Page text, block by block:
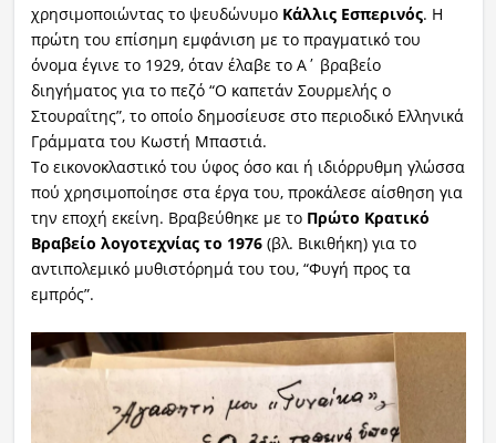
χρησιμοποιώντας το ψευδώνυμο Κάλλις Εσπερινός. Η
πρώτη του επίσημη εμφάνιση με το πραγματικό του
όνομα έγινε το 1929, όταν έλαβε το Α΄ βραβείο
διηγήματος για το πεζό “Ο καπετάν Σουρμελής ο
Στουραΐτης”, το οποίο δημοσίευσε στο περιοδικό Ελληνικά
Γράμματα του Κωστή Μπαστιά.
Το εικονοκλαστικό του ύφος όσο και ή ιδιόρρυθμη γλώσσα
πού χρησιμοποίησε στα έργα του, προκάλεσε αίσθηση για
την εποχή εκείνη. Βραβεύθηκε με το Πρώτο Κρατικό
Βραβείο λογοτεχνίας το 1976(βλ. Βικιθήκη) για το
αντιπολεμικό μυθιστόρημά του του, “Φυγή προς τα
εμπρός”.